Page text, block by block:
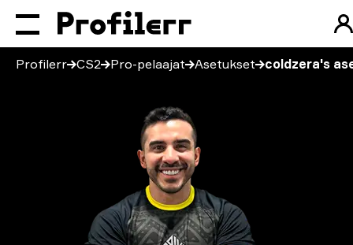
Profilerr CS2 Pro-pelaajat Asetukset coldzera's